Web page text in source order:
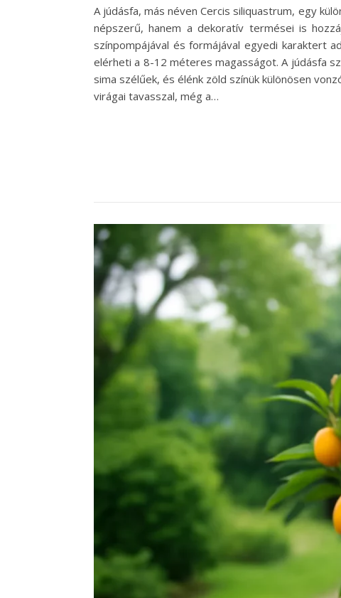
A júdásfa, más néven Cercis siliquastrum, egy
népszerű, hanem a dekoratív termései is
színpompájával és formájával egyedi karaktert
elérheti a 8-12 méteres magasságot. A júdásfa
sima szélűek, és élénk zöld színük különösen
virágai tavasszal, még a…